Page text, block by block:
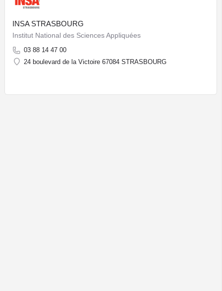
INSA STRASBOURG
Institut National des Sciences Appliquées
03 88 14 47 00
24 boulevard de la Victoire 67084 STRASBOURG